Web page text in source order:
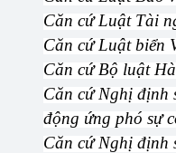
Căn cứ Luật Tài
Căn cứ Luật biển
Căn cứ Bộ luật
Căn cứ Nghị định
động ứng phó sự
Căn cứ Nghị định